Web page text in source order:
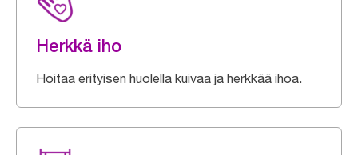
Herkkä iho
Hoitaa erityisen huolella kuivaa ja herkkää ihoa.